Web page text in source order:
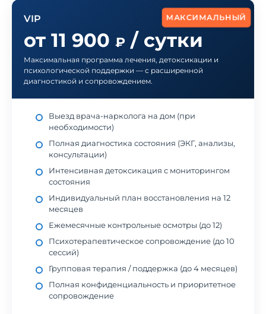
МАКСИМАЛЬНЫЙ
VIP
от 11 900 ₽ / сутки
Максимальная программа лечения, детоксикации и
психологической поддержки — с расширенной
диагностикой и сопровождением.
Выезд врача-нарколога на дом (при
необходимости)
Полная диагностика состояния (ЭКГ, анализы,
консультации)
Интенсивная детоксикация с мониторингом
состояния
Индивидуальный план восстановления на 12
месяцев
Ежемесячные контрольные осмотры (до 12)
Психотерапевтическое сопровождение (до 10
сессий)
Групповая терапия / поддержка (до 4 месяцев)
Полная конфиденциальность и приоритетное
сопровождение